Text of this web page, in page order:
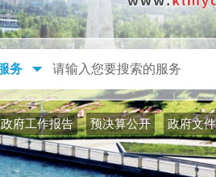
政府工作报告 预决算公开 政府文件